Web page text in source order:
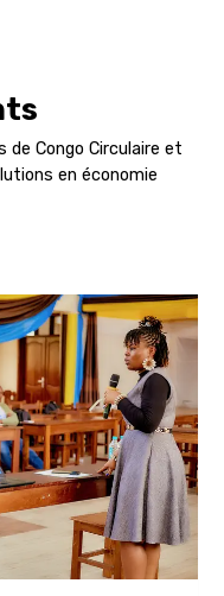
de Congo Circulaire et
en économie